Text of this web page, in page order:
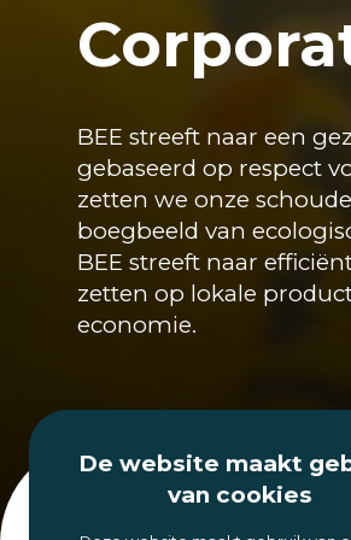
BEE streeft naar een
gebaseerd op respect
zetten we onze
boegbeeld van
BEE streeft naar
zetten op lokale
economie.
De website maakt
van cookies